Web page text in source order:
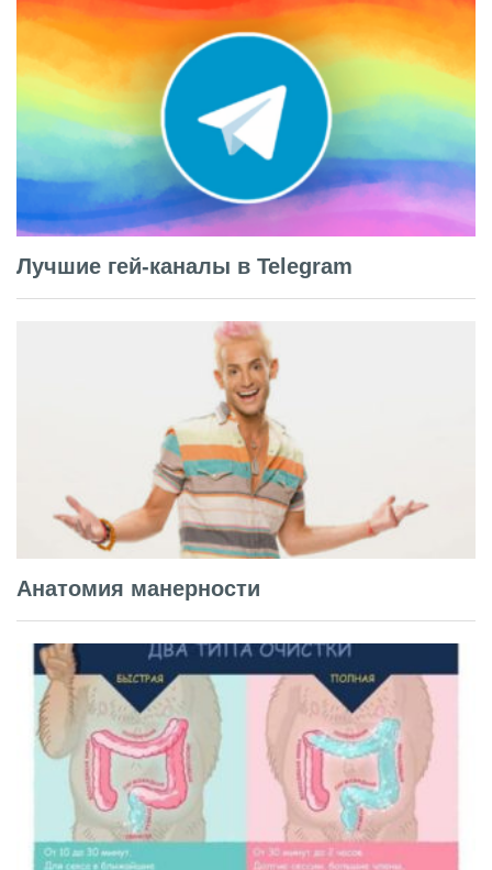
Лучшие гей-каналы в Telegram
Анатомия манерности